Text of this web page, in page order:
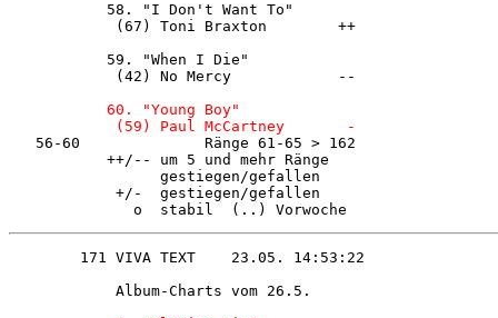
           58. "I Don't Want To"
            (67) Toni Braxton        ++
           59. "When I Die"
            (42) No Mercy            --
60. "Young Boy"
            (59) Paul McCartney       -
56-60              Ränge 61-65 > 162
           ++/-- um 5 und mehr Ränge
                 gestiegen/gefallen
            +/-  gestiegen/gefallen
            Album-Charts vom 26.5.